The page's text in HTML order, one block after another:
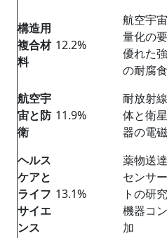
構造用
複合材
料
12.2%
航空宇
量化の
優れた
の耐腐
航空宇
宙と防
衛
11.9%
耐放射
体と衛
器の電
ヘルス
ケアと
ライフ
サイエ
ンス
13.1%
薬物送
センサ
トの研
機器コ
加